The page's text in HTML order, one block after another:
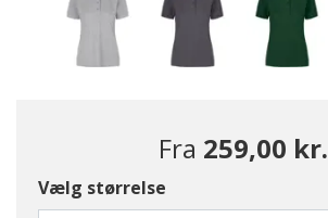
Fra 259,00 kr.
Vælg størrelse